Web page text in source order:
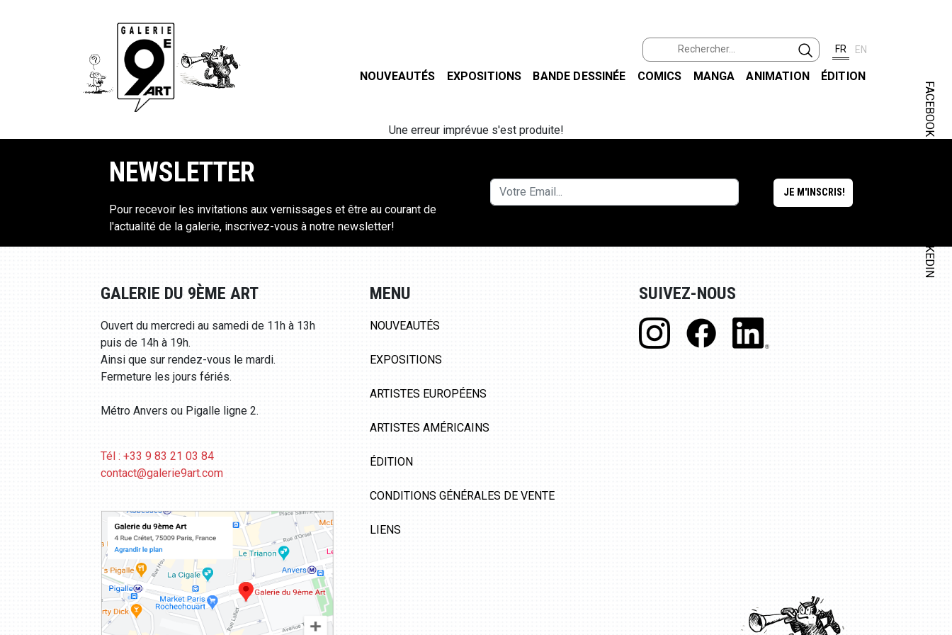
FR EN
NOUVEAUTÉS EXPOSITIONS BANDE DESSINÉE COMICS MANGA ANIMATION ÉDITION
FACEBOOK
LINKEDIN
Une erreur imprévue s'est produite!
NEWSLETTER
Pour recevoir les invitations aux vernissages et être au courant de
l'actualité de la galerie, inscrivez-vous à notre newsletter!
GALERIE DU 9ÈME ART
Ouvert du mercredi au samedi de 11h à 13h
puis de 14h à 19h.
Ainsi que sur rendez-vous le mardi.
Fermeture les jours fériés.
Métro Anvers ou Pigalle ligne 2.
Tél : +33 9 83 21 03 84
contact@galerie9art.com
MENU
NOUVEAUTÉS
EXPOSITIONS
ARTISTES EUROPÉENS
ARTISTES AMÉRICAINS
ÉDITION
CONDITIONS GÉNÉRALES DE VENTE
LIENS
SUIVEZ-NOUS